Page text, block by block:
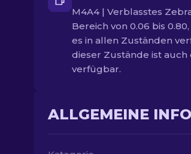
M4A4 | Verblasstes
Bereich von 0.06 bis
es in allen Zuständen
dieser Zustände ist auch
verfügbar.
ALLGEMEINE